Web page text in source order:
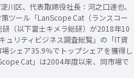
川区、代表取締役社長：河之口達也、
ツール「LanScope Cat（ランスコー
（以下富士キメラ総研）が2018年10
ュリティビジネス調査総覧」の「IT資
シェア35.9％でトップシェアを獲得し
Cat」は2004年度以来、同市場で